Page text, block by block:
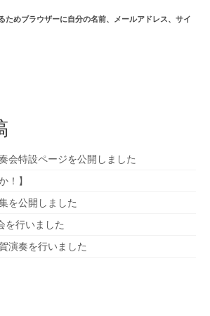
ためブラウザーに自分の名前、メールアドレス、サイ
会特設ページを公開しました
！】
を公開しました
を行いました
演奏を行いました